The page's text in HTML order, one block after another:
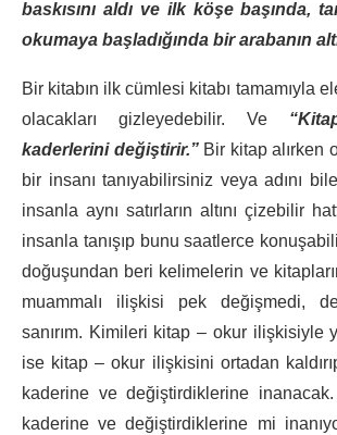
baskısını aldı ve ilk köşe başında,
okumaya başladığında bir arabanın
Bir kitabın ilk cümlesi kitabı tamamıyla
olacakları gizleyedebilir. Ve
kaderlerini değiştirir.” Bir kitap alırken
bir insanı tanıyabilirsiniz veya adını
insanla aynı satırların altını çizebilir
insanla tanışıp bunu saatlerce
doğuşundan beri kelimelerin ve
muammalı ilişkisi pek değişmedi,
sanırım. Kimileri kitap – okur ilişkisiyle
ise kitap – okur ilişkisini ortadan
kaderine ve değiştirdiklerine
kaderine ve değiştirdiklerine mi